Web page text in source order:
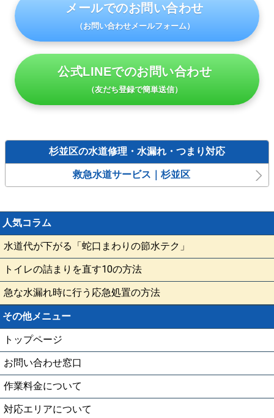
メールでのお問い合わせ
（お問い合わせメールフォーム）
公式LINEでのお問い合わせ
（友だち登録で簡単送信）
杉並区の水道修理・水漏れ・つまり対応
救急水道サービス｜杉並区
人気コラム
水道代が下がる「蛇口まわりの節水テク」
トイレの詰まりを直す10の方法
急な水漏れ時に行う応急処置の方法
その他メニュー
トップページ
お問い合わせ窓口
作業料金について
対応エリアについて